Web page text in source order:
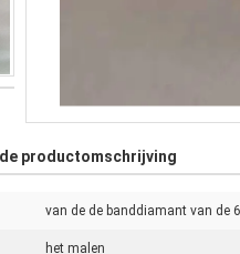
productomschrijving
van de de banddiamant van de
het malen